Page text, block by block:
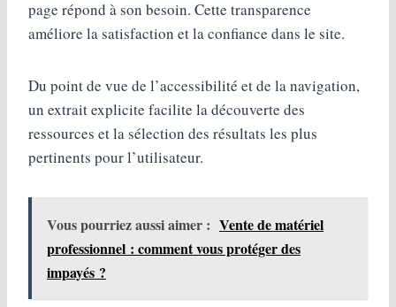
page répond à son besoin. Cette transparence
améliore la satisfaction et la confiance dans le site.
Du point de vue de l’accessibilité et de la navigation,
un extrait explicite facilite la découverte des
ressources et la sélection des résultats les plus
pertinents pour l’utilisateur.
Vous pourriez aussi aimer : Vente de matériel
professionnel : comment vous protéger des
impayés ?